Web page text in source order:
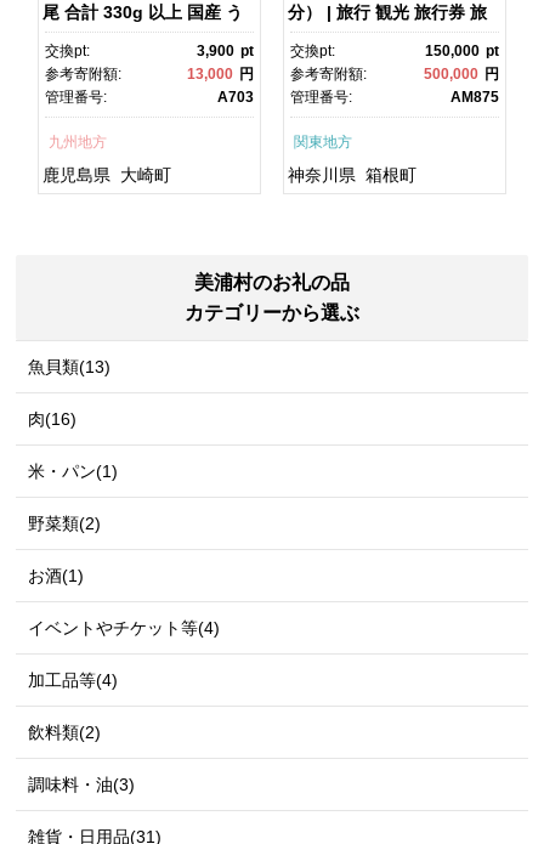
尾 合計 330g 以上 国産 う
なぎ 鰻 ウナギ 蒲焼き 蒲
焼 かばやき 魚 魚介 魚貝 海
鮮 うな重 ひつまぶし 蒲
焼 訳あり ギフト 人気 おす
半島 A703
交換pt: 3,900 pt
参考寄附額:
13,000 円
管理番号:
A703
九州地方
鹿児島県 大崎町
分） | 旅行 観光 旅行券 旅
行クーポン クーポン 箱根
町ふるさと納税 神奈川県ふ
るさと納税 神奈川県 箱根
町
交換pt: 150,000 pt
参考寄附額:
500,000 円
管理番号:
AM875
関東地方
神奈川県 箱根町
美浦村のお礼の品
カテゴリーから選ぶ
魚貝類(13)
肉(16)
米・パン(1)
野菜類(2)
お酒(1)
イベントやチケット等(4)
加工品等(4)
飲料類(2)
調味料・油(3)
雑貨・日用品(31)